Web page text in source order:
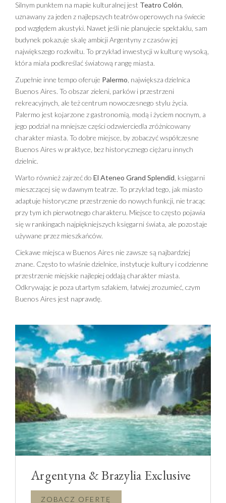
Silnym punktem na mapie kulturalnej jest Teatro Colón
uznawany za jeden z najlepszych teatrów operowych na świecie
pod względem akustyki. Nawet jeśli nie planujecie spektaklu, sam
budynek pokazuje skalę ambicji Argentyny z czasów jej
największego rozkwitu. To przykład inwestycji w kulturę wysoką,
która miała podkreślać światową rangę miasta.
Zupełnie inne tempo oferuje Palermo , największa dzielnica
Buenos Aires. To obszar zieleni, parków i przestrzeni
rekreacyjnych, ale też centrum nowoczesnego stylu życia.
Palermo jest kojarzone z gastronomią, modą i życiem nocnym, a
jego podział na mniejsze części odzwierciedla zróżnicowany
charakter miasta. To dobre miejsce, by zobaczyć współczesne
Buenos Aires w praktyce, bez historycznego ciężaru innych
dzielnic.
Warto również zajrzeć do El Ateneo Grand Splendid , księgarni
mieszczącej się w dawnym teatrze. To przykład tego, jak miasto
adaptuje historyczne przestrzenie do nowych funkcji, nie tracąc
przy tym ich pierwotnego charakteru. Miejsce to często pojawia
się w rankingach najpiękniejszych księgarni świata, ale pozostaje
używane przez mieszkańców.
Ciekawe miejsca w Buenos Aires nie zawsze są najbardziej
znane. Często to właśnie dzielnice, instytucje kultury i codzienne
przestrzenie miejskie najlepiej oddają charakter miasta.
Odkrywając je poza utartym szlakiem, łatwiej zrozumieć, czym
Buenos Aires jest naprawdę.
Argentyna & Brazylia Exclusive